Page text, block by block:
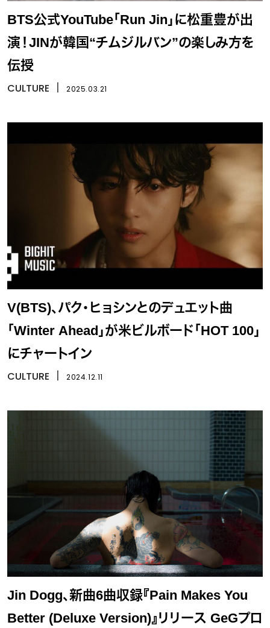
BTS公式YouTube「Run Jin」に松重豊が出
演！JINが韓国“チムジルバン”の楽しみ方を
伝授
CULTURE 2025.03.21
V(BTS)、パク・ヒョシンとのデュエット曲
「Winter Ahead」が米ビルボード「HOT 100」
にチャートイン
CULTURE 2024.12.11
Jin Dogg、新曲6曲収録『Pain Makes You
Better (Deluxe Version)』リリース GeGプロ